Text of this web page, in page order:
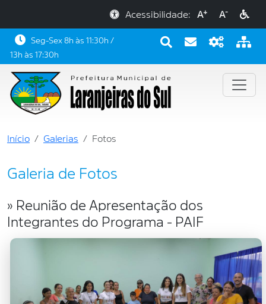
Acessibilidade: A+ A-
Seg-Sex 8h às 11:30h /
13h às 17:30h
Início Galerias Fotos
Galeria de Fotos
» Reunião de Apresentação dos
Integrantes do Programa - PAIF